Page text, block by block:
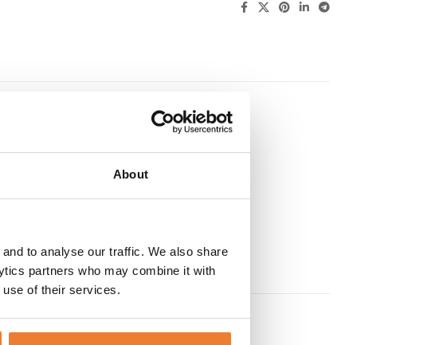
About
to analyse our traffic. We also share
partners who may combine it with
use of their services.